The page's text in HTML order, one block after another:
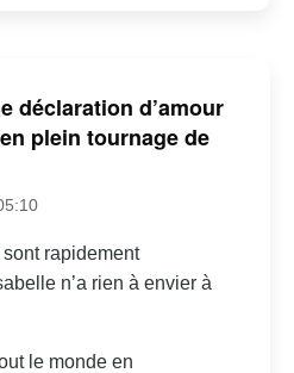
déclaration d’amour
plein tournage de
rapidement
n’a rien à envier à
le monde en